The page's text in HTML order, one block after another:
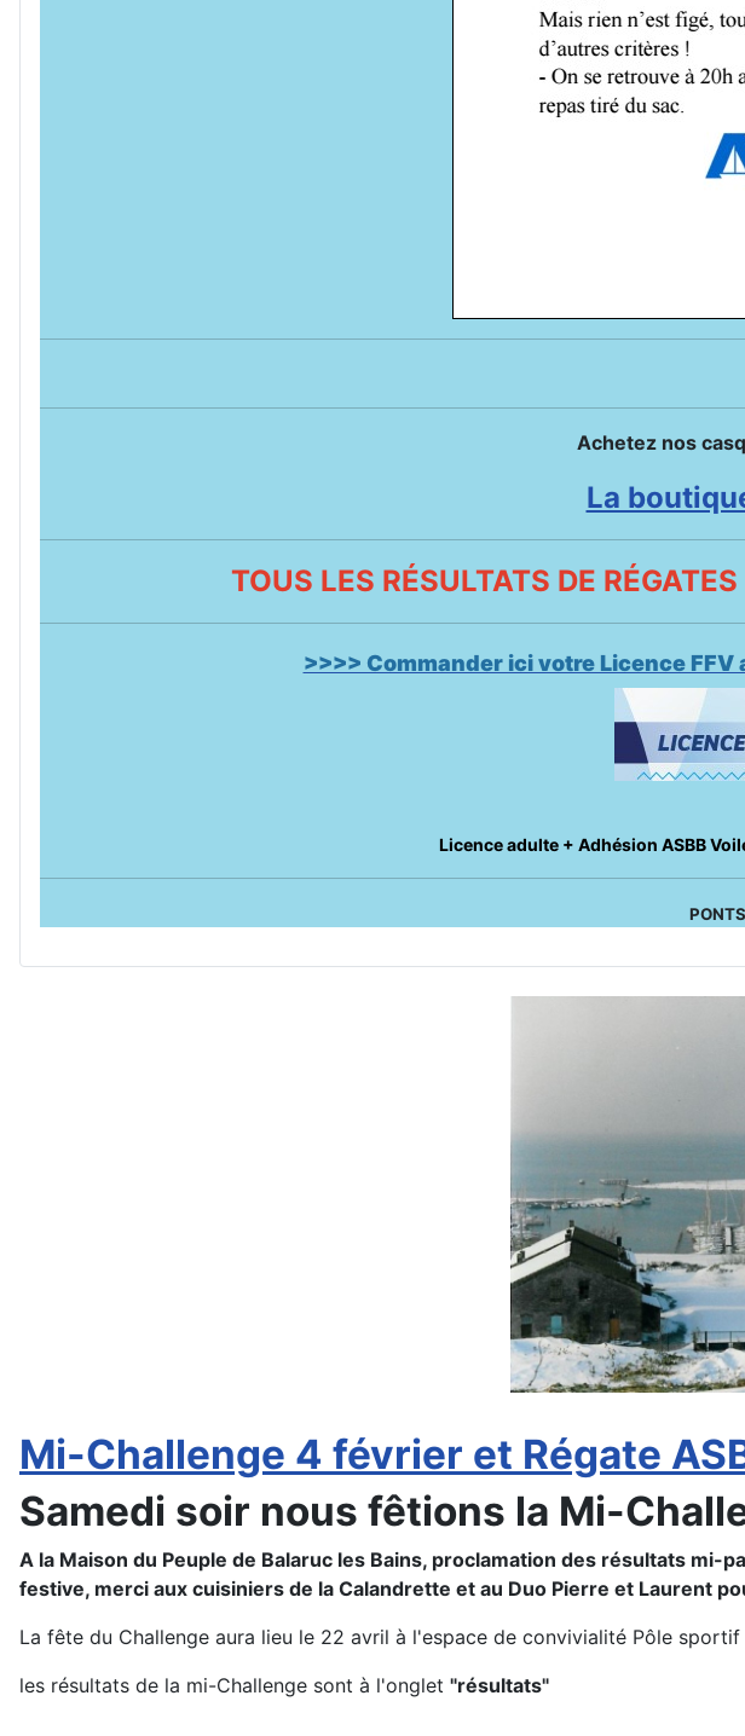
Achetez nos
La
TOUS LES RÉSULTATS DE
>>>> Commander ici votre Licence
Licence adulte + Adhésion ASBB
Mi-Challenge 4 février et Régate
Samedi soir nous fêtions la Mi-
A la Maison du Peuple de Balaruc les Bains, proclamation des résultats
festive, merci aux cuisiniers de la Calandrette et au Duo Pierre et Laurent
La fête du Challenge aura lieu le 22 avril à l'espace de convivialité Pôle
les résultats de la mi-Challenge sont à l'onglet "résultats"